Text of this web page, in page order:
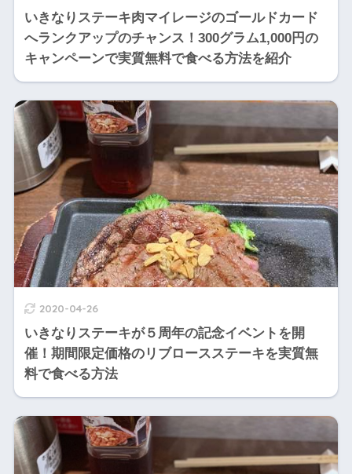
いきなりステーキ肉マイレージのゴールドカード
へランクアップのチャンス！300グラム1,000円の
キャンペーンで実質無料で食べる方法を紹介
2020-04-26
いきなりステーキが５周年の記念イベントを開
催！期間限定価格のリブロースステーキを実質無
料で食べる方法